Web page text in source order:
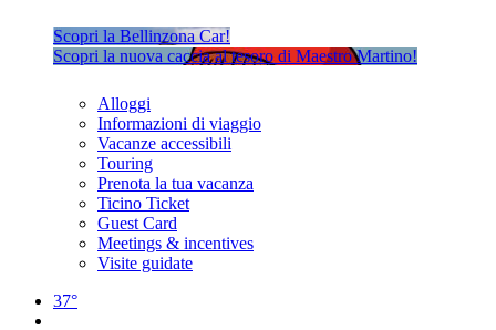
Scopri la Bellinzona Car!
Scopri la nuova caccia al tesoro di Maestro Martino!
Alloggi
Informazioni di viaggio
Vacanze accessibili
Touring
Prenota la tua vacanza
Ticino Ticket
Guest Card
Meetings & incentives
Visite guidate
37°